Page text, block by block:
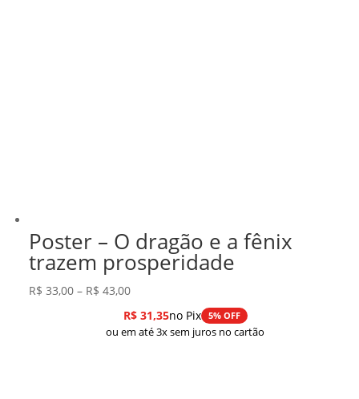
Poster – O dragão e a fênix
trazem prosperidade
R$ 33,00 – R$ 43,00Faixa
de
preço:
R$31,35no Pix 5% OFF
ou em até 3x sem juros no cartão